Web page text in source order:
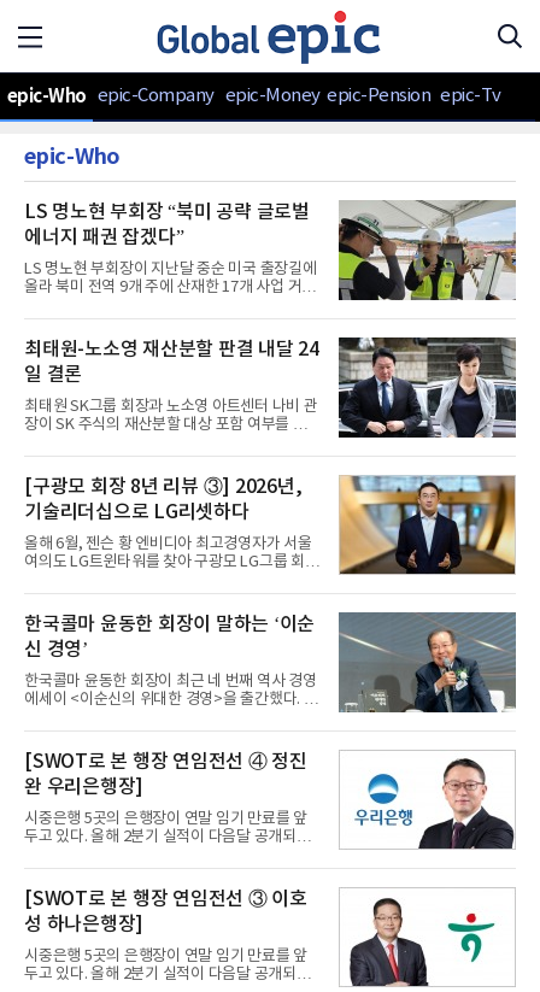
epic-Who epic-Company epic-Money epic-Pension epic-Tv
epic-Who
LS 명노현 부회장 “북미 공략 글로벌
에너지 패권 잡겠다”
LS 명노현 부회장이 지난달 중순 미국 출장길에
올라 북미 전역 9개 주에 산재한 17개 사업 거점
6천억 원)를 투자해 해저케이블, 고전압 권선, 배
전 시스템 등을 생산할 핵심 기지들이다. 명 부회
장이 "기회의 땅"이라고 부른 북미 시장에서 LS
그룹이 에너지 전환의 주도자가 되겠다는 신호
다.정관계와 대면 외교로 미국 진출 발판 다지다
LS는 미국 중심의 글로벌 공급망 재편이 가속화
하는 상황에서 정부 차원의 지원을 이끌어내는
강경화 주미대사, 미 백악관 국가안보회의
(NSC) 수석국장, 무역대
최태원-노소영 재산분할 판결 내달 24
일 결론
최태원 SK그룹 회장과 노소영 아트센터 나비 관
장이 SK 주식의 재산분할 대상 포함 여부를 놓
올 것으로 보인다. 서울고등법원은 26일 파기환
송심 2회 변론기일을 진행한 뒤 7월 24일 오후 2
시 선고를 내리겠다고 밝혔다. 이번 판결은 부부
공동재산의 범위를 어떻게 인정하느냐에 따라
분할 규모가 수조 원대까지 달라질 수 있는 만큼
큰 관심을 모으고 있다.두 번 조정 시도 마무리,
마지막 변론기일 진행이상주 부장판사가 주재한
노 관장이 모두 출석했다. 최 회장은 법원 진입
직전 기자들의 질문
[구광모 회장 8년 리뷰 ③] 2026년,
기술리더십으로 LG리셋하다
올해 6월, 젠슨 황 엔비디아 최고경영자가 서울
여의도 LG트윈타워를 찾아 구광모 LG그룹 회장
될 '레퍼런스 로봇'을 함께 만들기로 했다. 글로
벌 투자은행들은 LG전자를 더 이상 가전 회사가
아니라 '피지컬 AI(Physical AI)' 기업으로 다시
분류하기 시작했고, LG전자 주가는 올해 들어
한때 300% 넘게 뛰었다. 8년에 걸친 빼기와 더
하기 끝에, 시장은 LG를 'AI 시대의 회사'로 다시
보기 시작했다. 취임 8주년을 맞은 구 회장이 던
기 위해 구 회장이 먼저 손댄 것은 사람이었다.
2026년 정기 임원인사
한국콜마 윤동한 회장이 말하는 ‘이순
신 경영’
한국콜마 윤동한 회장이 최근 네 번째 역사 경영
에세이 <이순신의 위대한 경영>을 출간했다. 표
책은, 임진왜란 당시 13척의 배로 수군을 재건한
충무공 이순신을 단순한 역사의 영웅으로 그리
지 않는다. 대신 극한의 자원 부족과 위기 속에서
조직을 살리고, 부하들의 목소리에 귀 기울이며,
스스로 전함과 군수물자를 마련한 ‘최고의 경영
자’로 재해석한다.윤 회장은 평생 기업을 일구며
이순신을 연구한 끝에 “그는 한반도 유사 이래
학 탄생윤동한 회장이 이순신에 깊이 천착하게
된
[SWOT로 본 행장 연임전선 ④ 정진
완 우리은행장]
시중은행 5곳의 은행장이 연말 임기 만료를 앞
두고 있다. 올해 2분기 실적이 다음달 공개되는
안이 나올 예정이다. 다만 과거처럼 '실적'의 주
요한 부분을 넘어서 지배구조, 내부통제 등 총체
적 평가에 따라 연임의 무게가 실릴 예정이다. 또
한 금융당국은 오는 7월 '금융지주 지배구조 개
편안'을 발표할 예정이며 외환시장도 24시간 개
방되어 새로운 기회를 포착할 것으로 보인다. 이
에 각 은행장들의 현 상황을 짚어본다. 편집자 주
[SWOT로 본 행장 연임전선 ③ 이호
성 하나은행장]
시중은행 5곳의 은행장이 연말 임기 만료를 앞
두고 있다. 올해 2분기 실적이 다음달 공개되는